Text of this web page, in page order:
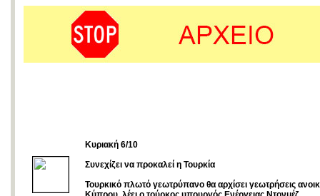
Κυριακή 6/10
Συνεχίζει να προκαλεί η Τουρκία
Τουρκικό πλωτό γεωτρύπανο θα αρχίσει γεωτρήσεις